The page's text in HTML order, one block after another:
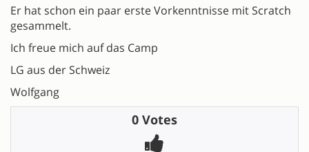
Er hat schon ein paar erste Vorkenntnisse mit Scratch
gesammelt.
Ich freue mich auf das Camp
LG aus der Schweiz
Wolfgang
0 Votes